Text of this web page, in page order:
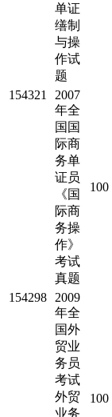
单证
缮制
与操
作试
题
154321
2007
年全
国国
际商
务单
证员
《国
际商
务操
作》
考试
真题
100
154298
2009
年全
国外
贸业
务员
考试
外贸
业务
100